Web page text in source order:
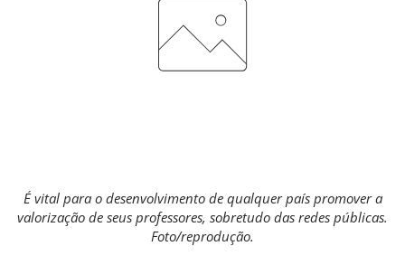
É vital para o desenvolvimento de qualquer país promover a
valorização de seus professores, sobretudo das redes públicas.
Foto/reprodução.